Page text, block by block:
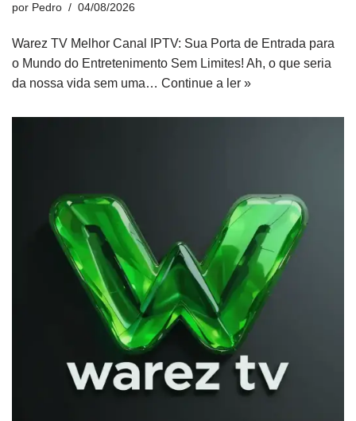
por Pedro 04/08/2026
Warez TV Melhor Canal IPTV: Sua Porta de Entrada para
o Mundo do Entretenimento Sem Limites! Ah, o que seria
da nossa vida sem uma… Continue a ler »